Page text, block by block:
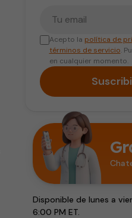
Acepto la política de
términos de servicio.
en cualquier momento.
Disponible de lunes a
6:00 PM ET.